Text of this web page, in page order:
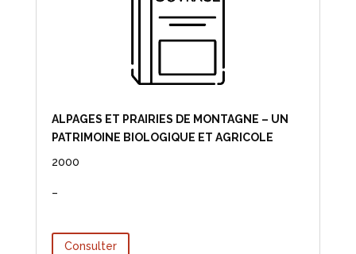
ALPAGES ET PRAIRIES DE MONTAGNE – UN
PATRIMOINE BIOLOGIQUE ET AGRICOLE
2000
–
Consulter